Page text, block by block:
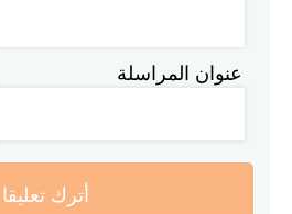
عنوان المراسلة
أترك تعليقا